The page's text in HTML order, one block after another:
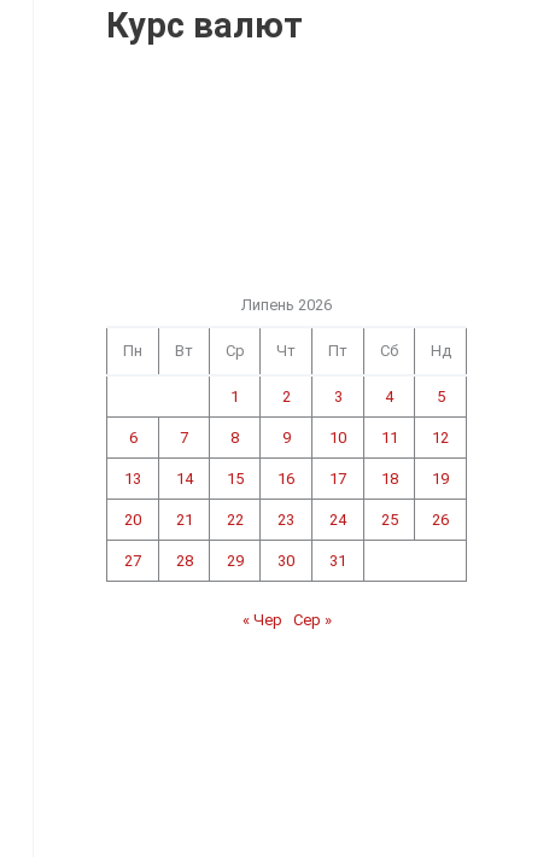
Курс валют
Липень 2026
Пн Вт Ср Чт Пт Сб Нд
1 2 3 4 5
6 7 8 9 10 11 12
13 14 15 16 17 18 19
20 21 22 23 24 25 26
27 28 29 30 31
« Чер Сер »